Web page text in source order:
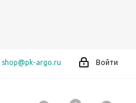
Войти
shop@pk-argo.ru